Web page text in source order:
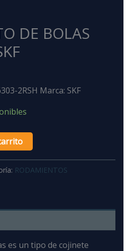
DE BOLAS
2RSH Marca: SKF
RODAMIENTOS
es un tipo de cojinete